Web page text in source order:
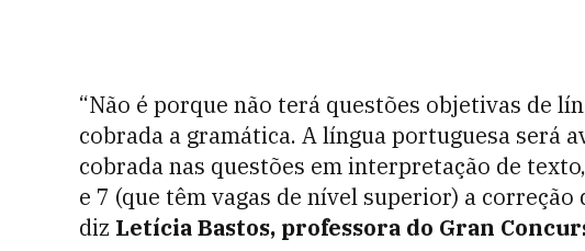
“Não é porque não terá questões objetivas de
cobrada a gramática. A língua portuguesa será
cobrada nas questões em interpretação de
e 7 (que têm vagas de nível superior) a correção
diz Letícia Bastos, professora do Gran